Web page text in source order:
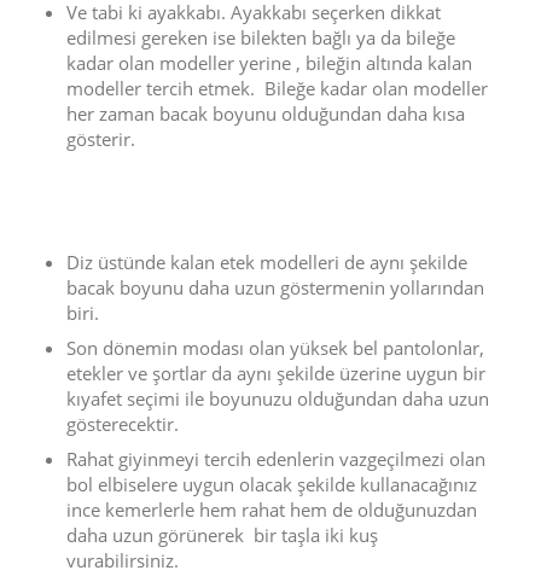
Ve tabi ki ayakkabı. Ayakkabı seçerken dikkat
edilmesi gereken ise bilekten bağlı ya da bileğe
kadar olan modeller yerine , bileğin altında kalan
modeller tercih etmek. Bileğe kadar olan modeller
her zaman bacak boyunu olduğundan daha kısa
gösterir.
Diz üstünde kalan etek modelleri de aynı şekilde
bacak boyunu daha uzun göstermenin yollarından
biri.
Son dönemin modası olan yüksek bel pantolonlar,
etekler ve şortlar da aynı şekilde üzerine uygun bir
kıyafet seçimi ile boyunuzu olduğundan daha uzun
gösterecektir.
Rahat giyinmeyi tercih edenlerin vazgeçilmezi olan
bol elbiselere uygun olacak şekilde kullanacağınız
ince kemerlerle hem rahat hem de olduğunuzdan
daha uzun görünerek bir taşla iki kuş
vurabilirsiniz.